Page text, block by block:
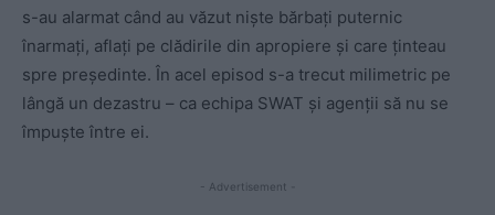
s-au alarmat când au văzut niște bărbați puternic
înarmați, aflați pe clădirile din apropiere și care ținteau
spre președinte. În acel episod s-a trecut milimetric pe
lângă un dezastru – ca echipa SWAT și agenții să nu se
împuște între ei.
- Advertisement -